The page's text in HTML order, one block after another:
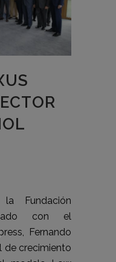
Fundación
con el
Fernando
de crecimiento